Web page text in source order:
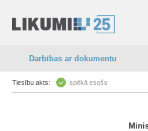
Darbības ar dokumentu
Tiesību akts: spēkā esošs